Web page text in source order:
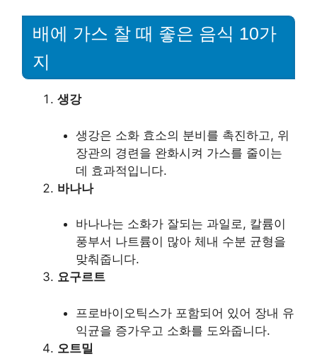
배에 가스 찰 때 좋은 음식 10가
지
생강
생강은 소화 효소의 분비를 촉진하고, 위
장관의 경련을 완화시켜 가스를 줄이는
데 효과적입니다.
바나나
바나나는 소화가 잘되는 과일로, 칼륨이
풍부서 나트륨이 많아 체내 수분 균형을
맞춰줍니다.
요구르트
프로바이오틱스가 포함되어 있어 장내 유
익균을 증가우고 소화를 도와줍니다.
오트밀